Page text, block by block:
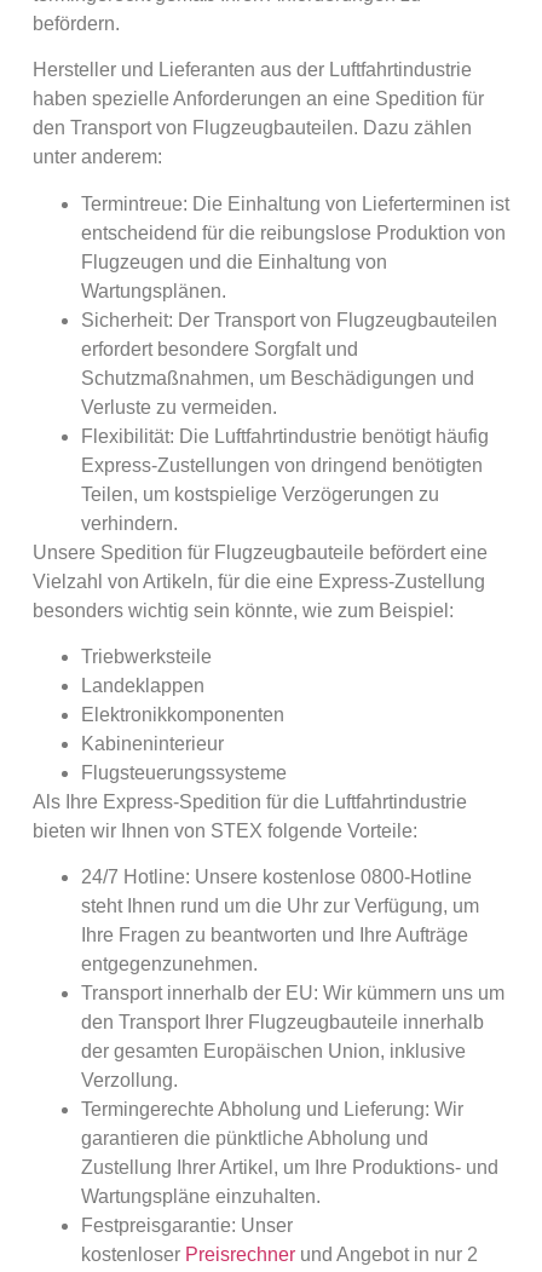
befördern.
Hersteller und Lieferanten aus der Luftfahrtindustrie
haben spezielle Anforderungen an eine Spedition für
den Transport von Flugzeugbauteilen. Dazu zählen
unter anderem:
Termintreue: Die Einhaltung von Lieferterminen ist
entscheidend für die reibungslose Produktion von
Flugzeugen und die Einhaltung von
Wartungsplänen.
Sicherheit: Der Transport von Flugzeugbauteilen
erfordert besondere Sorgfalt und
Schutzmaßnahmen, um Beschädigungen und
Verluste zu vermeiden.
Flexibilität: Die Luftfahrtindustrie benötigt häufig
Express-Zustellungen von dringend benötigten
Teilen, um kostspielige Verzögerungen zu
verhindern.
Unsere Spedition für Flugzeugbauteile befördert eine
Vielzahl von Artikeln, für die eine Express-Zustellung
besonders wichtig sein könnte, wie zum Beispiel:
Triebwerksteile
Landeklappen
Elektronikkomponenten
Kabineninterieur
Flugsteuerungssysteme
Als Ihre Express-Spedition für die Luftfahrtindustrie
bieten wir Ihnen von STEX folgende Vorteile:
24/7 Hotline: Unsere kostenlose 0800-Hotline
steht Ihnen rund um die Uhr zur Verfügung, um
Ihre Fragen zu beantworten und Ihre Aufträge
entgegenzunehmen.
Transport innerhalb der EU: Wir kümmern uns um
den Transport Ihrer Flugzeugbauteile innerhalb
der gesamten Europäischen Union, inklusive
Verzollung.
Termingerechte Abholung und Lieferung: Wir
garantieren die pünktliche Abholung und
Zustellung Ihrer Artikel, um Ihre Produktions- und
Wartungspläne einzuhalten.
Festpreisgarantie: Unser
kostenloser Preisrechnerund Angebot in nur 2